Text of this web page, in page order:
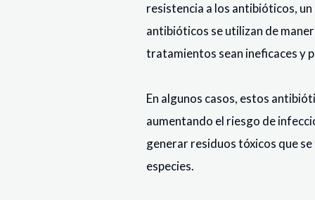
resistencia a los antibióticos,
antibióticos se utilizan de
tratamientos sean ineficaces y
En algunos casos, estos
aumentando el riesgo de
generar residuos tóxicos que
especies.